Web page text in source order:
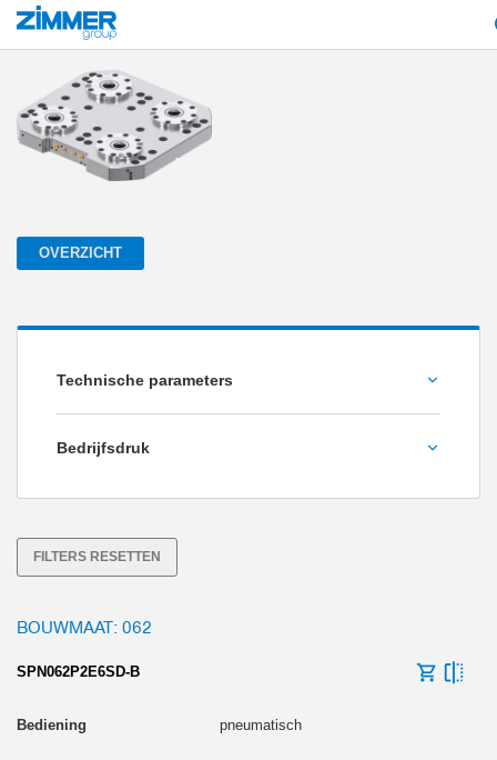
Start Producten Nulpuntspansysteem
OVERZICHT
Technische parameters
Intrekkracht [kN]
Bedrijfsdruk
FILTERS RESETTEN
BOUWMAAT: 062
SPN062P2E6SD-B
pneumatisch